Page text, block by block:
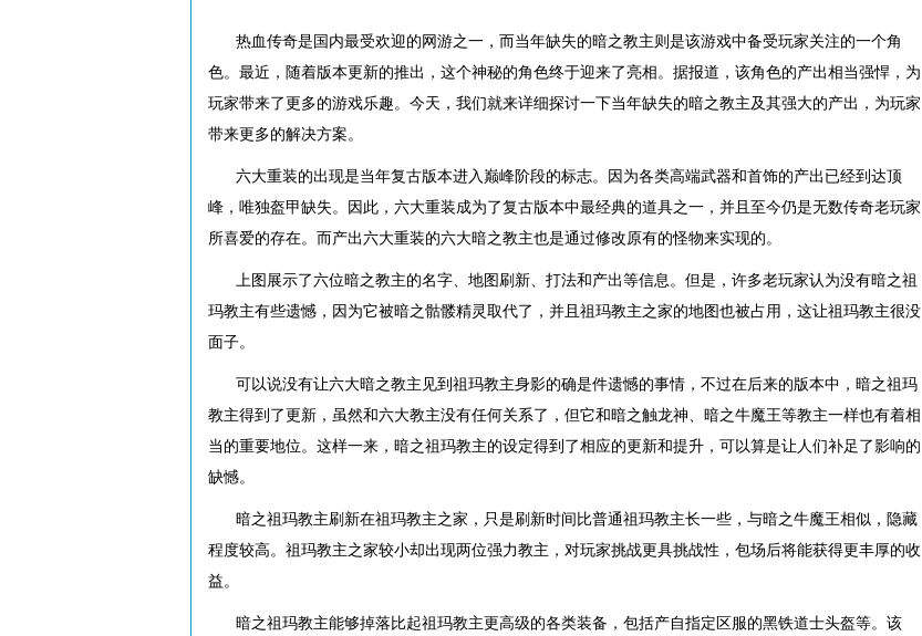
热血传奇是国内最受欢迎的网游之一，而当年缺失的暗之教主则是该游戏中备受玩家关注的一个角
色。最近，随着版本更新的推出，这个神秘的角色终于迎来了亮相。据报道，该角色的产出相当强悍，为
玩家带来了更多的游戏乐趣。今天，我们就来详细探讨一下当年缺失的暗之教主及其强大的产出，为玩家
带来更多的解决方案。
六大重装的出现是当年复古版本进入巅峰阶段的标志。因为各类高端武器和首饰的产出已经到达顶
峰，唯独盔甲缺失。因此，六大重装成为了复古版本中最经典的道具之一，并且至今仍是无数传奇老玩家
所喜爱的存在。而产出六大重装的六大暗之教主也是通过修改原有的怪物来实现的。
上图展示了六位暗之教主的名字、地图刷新、打法和产出等信息。但是，许多老玩家认为没有暗之祖
玛教主有些遗憾，因为它被暗之骷髅精灵取代了，并且祖玛教主之家的地图也被占用，这让祖玛教主很没
面子。
可以说没有让六大暗之教主见到祖玛教主身影的确是件遗憾的事情，不过在后来的版本中，暗之祖玛
教主得到了更新，虽然和六大教主没有任何关系了，但它和暗之触龙神、暗之牛魔王等教主一样也有着相
当的重要地位。这样一来，暗之祖玛教主的设定得到了相应的更新和提升，可以算是让人们补足了影响的
缺憾。
暗之祖玛教主刷新在祖玛教主之家，只是刷新时间比普通祖玛教主长一些，与暗之牛魔王相似，隐藏
程度较高。祖玛教主之家较小却出现两位强力教主，对玩家挑战更具挑战性，包场后将能获得更丰厚的收
益。
暗之祖玛教主能够掉落比起祖玛教主更高级的各类装备，包括产自指定区服的黑铁道士头盔等。该